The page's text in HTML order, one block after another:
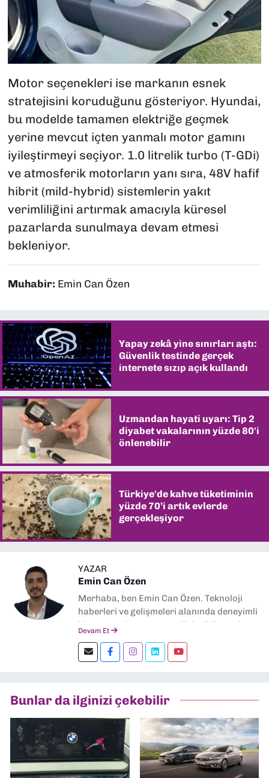
Motor seçenekleri ise markanın esnek
stratejisini koruduğunu gösteriyor. Hyundai,
bu modelde tamamen elektriğe geçmek
yerine mevcut içten yanmalı motor gamını
iyileştirmeyi seçiyor. 1.0 litrelik turbo (T-GDi)
ve atmosferik motorların yanı sıra, 48V hafif
hibrit (mild-hybrid) sistemlerin yakıt
verimliliğini artırmak amacıyla küresel
pazarlarda sunulmaya devam etmesi
bekleniyor.
Muhabir: Emin Can Özen
Yapay zekâ yine sınırları aştı:
Güvenlik testinde gerçek
internete sızıp açık kullandı
Uzmandan hayati uyarı: Tip 2
diyabet vakalarının yüzde 80'i
önlenebilir
Türkiye'de kahve tüketiminin
yüzde 70’i artık evlerde
gerçekleşiyor
YAZAR
Emin Can Özen
Merhaba, ben Emin Can Özen. Teknoloji
haberleri ve gelişmeleri alanında deneyimli
bir gazeteci ve yazarım. Elektrikli araçlar,
en çok ilgi duyduğum konular.
Dokuzeylul.com’da yazar olarak görev
İzmir’den teknoloji dünyasına dair
yorumlarımı paylaşıyorum. Takipte kalın!
Devam Et
Bunlar da ilginizi çekebilir